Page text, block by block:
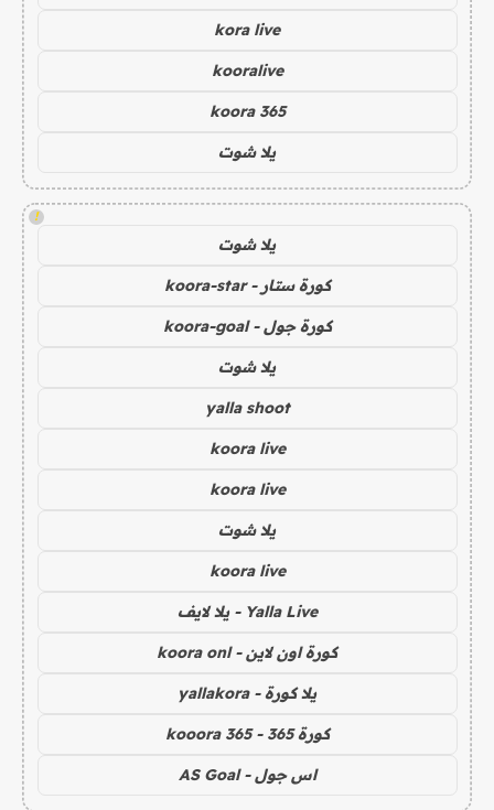
kora live
kooralive
koora 365
يلا شوت
!
يلا شوت
كورة ستار - koora-star
كورة جول - koora-goal
يلا شوت
yalla shoot
koora live
koora live
يلا شوت
koora live
Yalla Live - يلا لايف
كورة اون لاين - koora onl
يلا كورة - yallakora
كورة 365 - kooora 365
اس جول - AS Goal